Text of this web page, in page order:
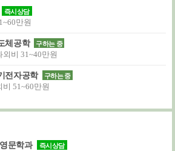
즉시상담
만원
체공학 구하는 중
비 31~40만원
전자공학 구하는 중
51~60만원
문학과 즉시상담